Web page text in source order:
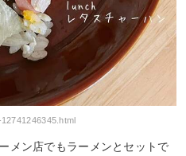
メン店でもラーメンとセットで